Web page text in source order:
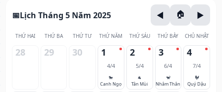
Lịch Tháng 5 Năm 2025
THỨ HAI THỨ BA THỨ TƯ THỨ NĂM THỨ SÁU THỨ BẢY CHỦ NHẬT
28 29 30 1
4/4
🐎
Canh Ngọ
2
5/4
🐐
Tân Mùi
3
6/4
🐒
Nhâm Thân
4
7/4
🐓
Quý Dậu